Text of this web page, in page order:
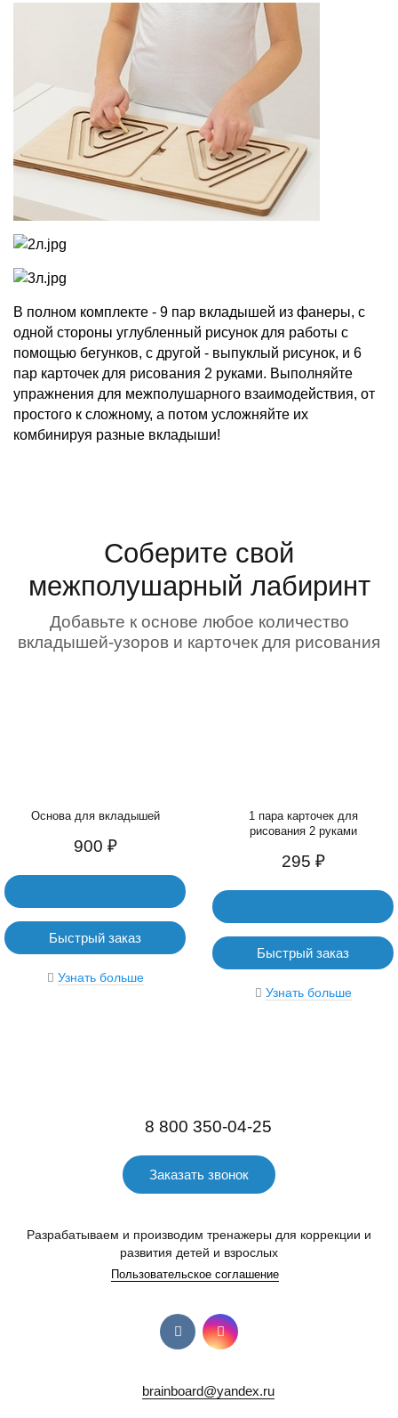
В полном комплекте - 9 пар вкладышей из фанеры, с
одной стороны углубленный рисунок для работы с
помощью бегунков, с другой - выпуклый рисунок, и 6
пар карточек для рисования 2 руками. Выполняйте
упражнения для межполушарного взаимодействия, от
простого к сложному, а потом усложняйте их
комбинируя разные вкладыши!
Соберите свой
межполушарный лабиринт
Добавьте к основе любое количество
вкладышей-узоров и карточек для рисования
Основа для вкладышей
900 ₽
Быстрый заказ
Узнать больше
1 пара карточек для
рисования 2 руками
295 ₽
Быстрый заказ
Узнать больше
8 800 350-04-25
Заказать звонок
Разрабатываем и производим тренажеры для коррекции и
развития детей и взрослых
Пользовательское соглашение
brainboard@yandex.ru